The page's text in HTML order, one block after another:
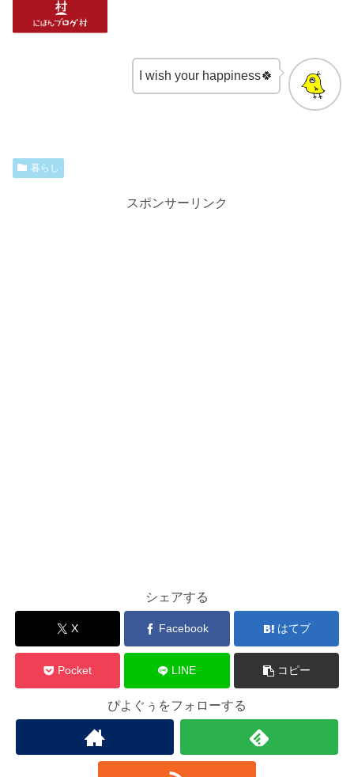
I wish your happiness🍀
暮らし
スポンサーリンク
シェアする
X Facebook はてブ
Pocket LINE コピー
ぴよぐぅをフォローする